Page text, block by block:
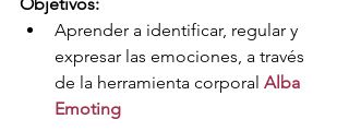
Aprender a identificar, regular y
expresar las emociones, a través
de la herramienta corporal Alba
Emoting